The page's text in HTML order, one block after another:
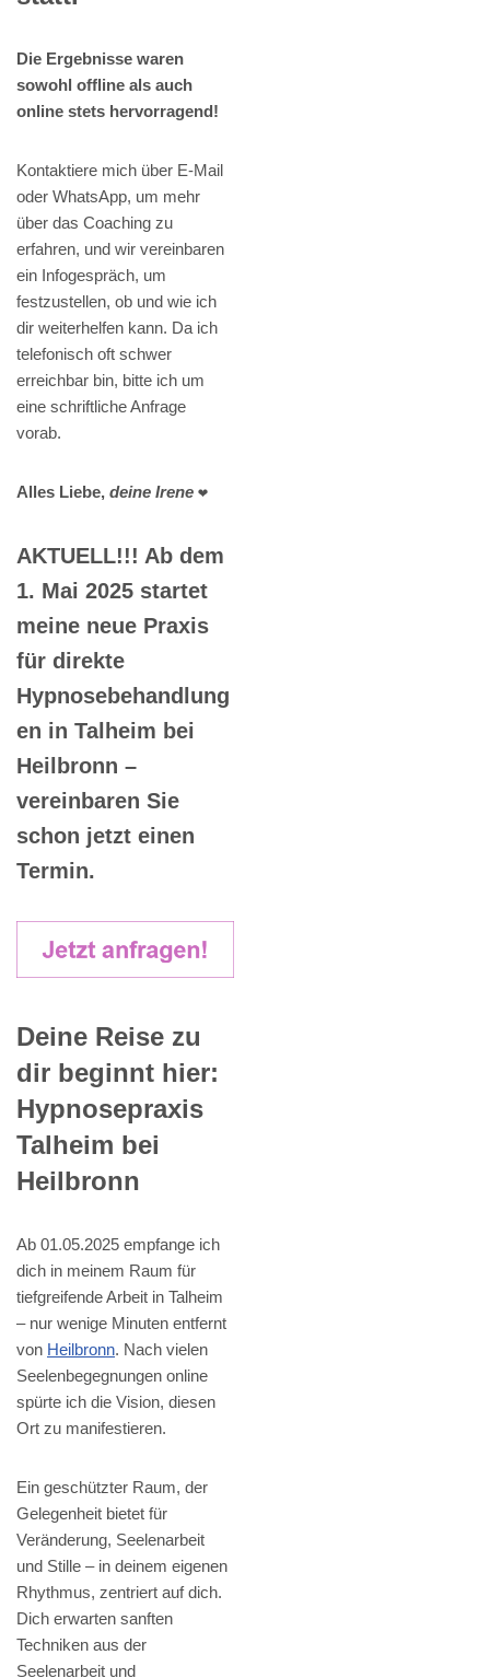
Die Ergebnisse waren
sowohl offline als auch
online stets hervorragend!
Kontaktiere mich über E-Mail
oder WhatsApp, um mehr
über das Coaching zu
erfahren, und wir vereinbaren
ein Infogespräch, um
festzustellen, ob und wie ich
dir weiterhelfen kann. Da ich
telefonisch oft schwer
erreichbar bin, bitte ich um
eine schriftliche Anfrage
vorab.
Alles Liebe, deine Irene ❤️
AKTUELL!!! Ab dem
1. Mai 2025 startet
meine neue Praxis
für direkte
Hypnosebehandlung
en in Talheim bei
Heilbronn –
vereinbaren Sie
schon jetzt einen
Termin.
Deine Reise zu
dir beginnt hier:
Hypnosepraxis
Talheim bei
Heilbronn
Ab 01.05.2025 empfange ich
dich in meinem Raum für
tiefgreifende Arbeit in Talheim
– nur wenige Minuten entfernt
von Heilbronn. Nach vielen
Seelenbegegnungen online
spürte ich die Vision, diesen
Ort zu manifestieren.
Ein geschützter Raum, der
Gelegenheit bietet für
Veränderung, Seelenarbeit
und Stille – in deinem eigenen
Rhythmus, zentriert auf dich.
Dich erwarten sanften
Techniken aus der
Seelenarbeit und